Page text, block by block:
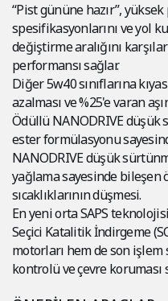
“Pist gününe hazır”,
spesifikasyonlarını ve yol
değiştirme aralığını
performansı sağlar.
Diğer 5w40 sınıflarına
azalması ve %25'e varan
Ödüllü NANODRIVE
ester formülasyonu
NANODRIVE düşük
yağlama sayesinde bileşen
sıcaklıklarının düşmesi.
En yeni orta SAPS
Seçici Katalitik İndirgeme
motorları hem de son
kontrolü ve çevre koruması